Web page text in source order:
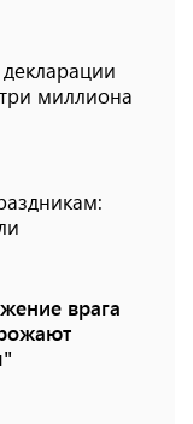
миллиона
врага